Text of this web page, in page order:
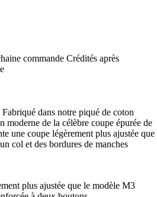
commande Crédités après
dans notre piqué de coton
moderne de la célèbre coupe épurée de
une coupe légèrement plus ajustée que
col et des bordures de manches
plus ajustée que le modèle M3